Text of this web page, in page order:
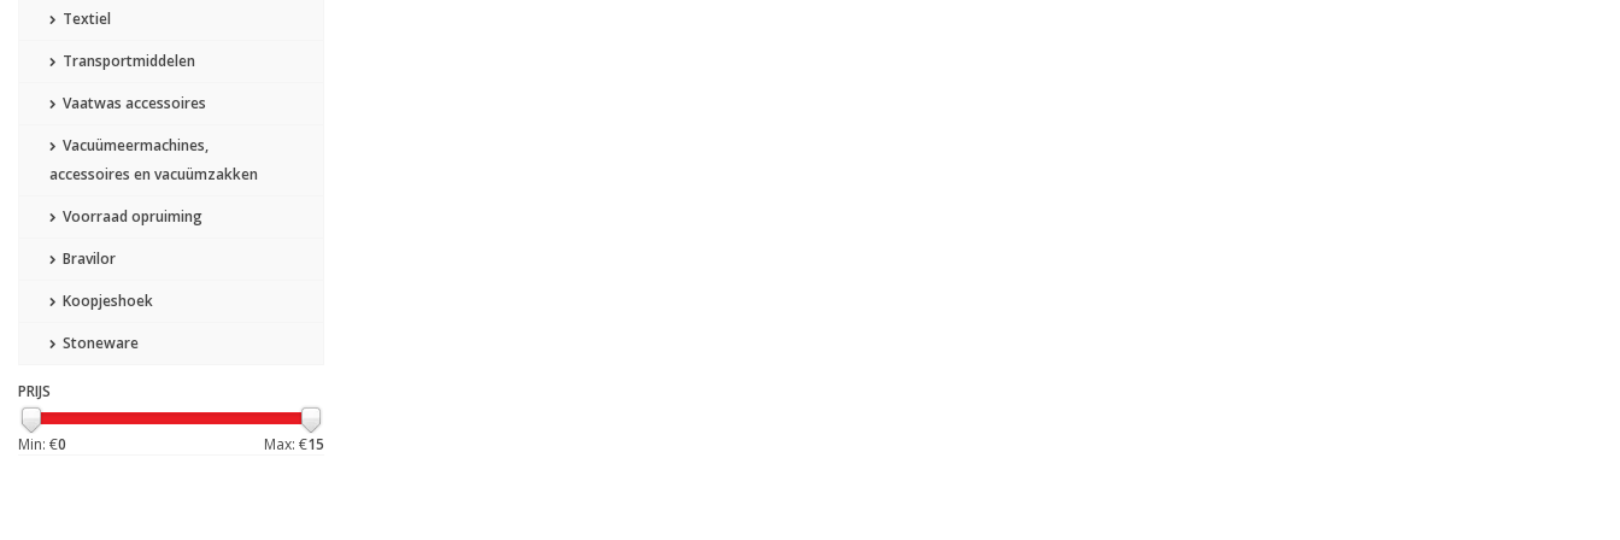
Textiel
Transportmiddelen
Vaatwas accessoires
Vacuümeermachines,
accessoires en vacuümzakken
Voorraad opruiming
Bravilor
Koopjeshoek
Stoneware
PRIJS
Min: €0 Max: €15